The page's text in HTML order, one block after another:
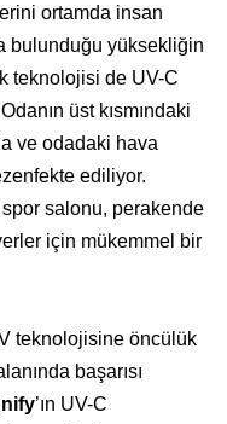
ortamda insan
bulunduğu yüksekliğin
teknolojisi de UV-C
üst kısmındaki
ve odadaki hava
ediliyor.
salonu, perakende
için mükemmel bir
teknolojisine öncülük
başarısı
’ın UV-C